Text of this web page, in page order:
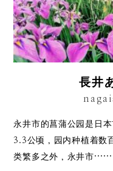
長井
永井市的菖蒲公园是日
3.3公顷，园内种植着数
类繁多之外，永井市……